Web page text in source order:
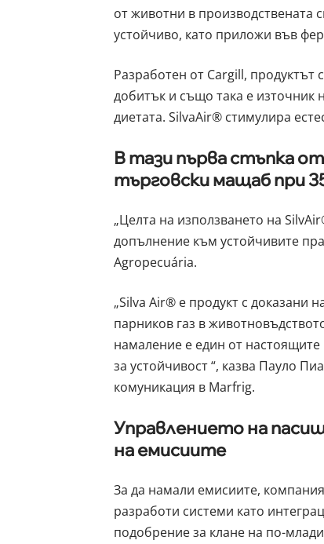
от животни в производствената
устойчиво, като приложи във
Разработен от Cargill, продуктът
добитък и също така е източник
диетата. SilvaAir® стимулира
В тази първа стъпка
търговски мащаб при
„Целта на използването на
допълнение към устойчивите
Agropecuária.
„Silva Air® е продукт с доказани
парников газ в
намаление е един от
за устойчивост “, казва Пауло
комуникация в Marfrig.
Управлението на
на емисиите
За да намали емисиите,
разработи системи като
подобрение за клане на по-